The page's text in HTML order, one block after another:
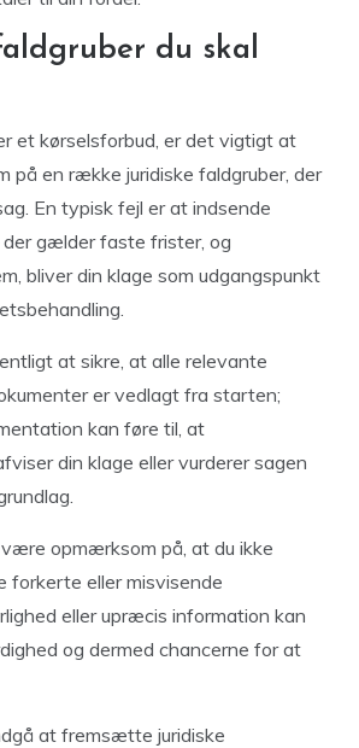
du skal
et kørselsforbud, er det vigtigt at
på en række juridiske faldgruber, der
En typisk fejl er at indsende
gælder faste frister, og
bliver din klage som udgangspunkt
at sikre, at alle relevante
er vedlagt fra starten;
kan føre til, at
din klage eller vurderer sagen
opmærksom på, at du ikke
forkerte eller misvisende
eller upræcis information kan
og dermed chancerne for at
at fremsætte juridiske